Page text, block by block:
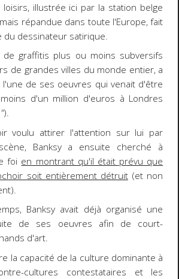
loisirs, illustrée ici par la station belge
répandue dans toute l'Europe, fait
du dessinateur satirique.
de graffitis plus ou moins subversifs
de grandes villes du monde entier, a
de ses oeuvres qui venait d'être
d'un million d'euros à Londres
).
voulu attirer l'attention sur lui par
Banksy a ensuite cherché à
foi en montrant qu'il était prévu que
soit entièrement détruit(et non
Banksy avait déjà organisé une
de ses oeuvres afin de court-
d'art.
la capacité de la culture dominante à
cultures contestataires et les